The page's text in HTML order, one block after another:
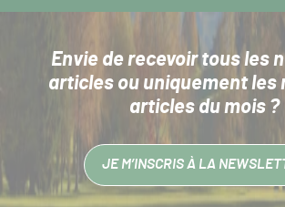
Envie de recevoir tous les
articlesou uniquement les
articles du mois ?
JE M’INSCRIS À LA